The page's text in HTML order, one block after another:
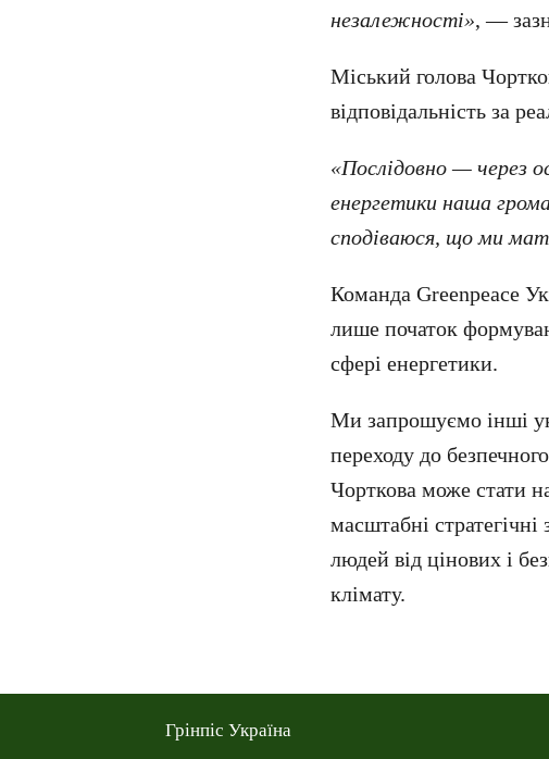
незалежності», —
Міський голова
відповідальність за
«Послідовно — через
енергетики наша
сподіваюся, що ми
Команда Greenpeace
лише початок
сфері енергетики.
Ми запрошуємо інші
переходу до
Чорткова може стати
масштабні
людей від цінових і
клімату.
Грінпіс Україна